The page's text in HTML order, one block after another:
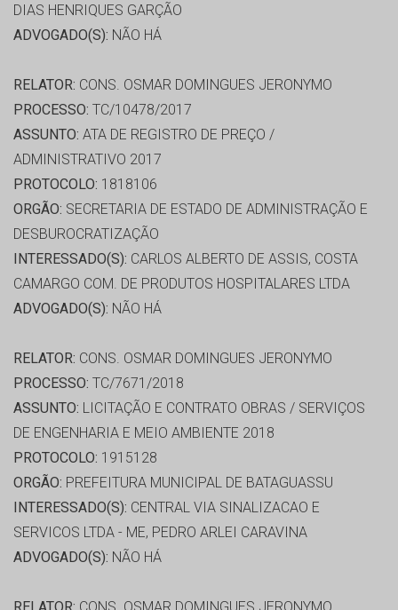
DIAS HENRIQUES GARÇÃO
ADVOGADO(S): NÃO HÁ
RELATOR: CONS. OSMAR DOMINGUES JERONYMO
PROCESSO: TC/10478/2017
ASSUNTO: ATA DE REGISTRO DE PREÇO /
ADMINISTRATIVO 2017
PROTOCOLO: 1818106
ORGÃO: SECRETARIA DE ESTADO DE ADMINISTRAÇÃO E
DESBUROCRATIZAÇÃO
INTERESSADO(S): CARLOS ALBERTO DE ASSIS, COSTA
CAMARGO COM. DE PRODUTOS HOSPITALARES LTDA
ADVOGADO(S): NÃO HÁ
RELATOR: CONS. OSMAR DOMINGUES JERONYMO
PROCESSO: TC/7671/2018
ASSUNTO: LICITAÇÃO E CONTRATO OBRAS / SERVIÇOS
DE ENGENHARIA E MEIO AMBIENTE 2018
PROTOCOLO: 1915128
ORGÃO: PREFEITURA MUNICIPAL DE BATAGUASSU
INTERESSADO(S): CENTRAL VIA SINALIZACAO E
SERVICOS LTDA - ME, PEDRO ARLEI CARAVINA
ADVOGADO(S): NÃO HÁ